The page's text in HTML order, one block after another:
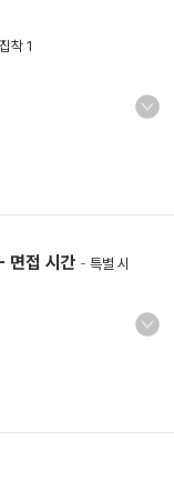
착 1
면접 시간 - 특별 시